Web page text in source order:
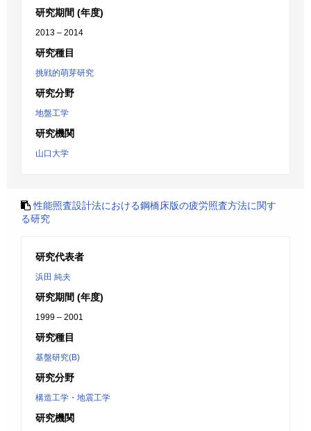
研究期間 (年度)
2013 – 2014
研究種目
挑戦的萌芽研究
研究分野
地盤工学
研究機関
山口大学
性能照査設計法における鋼橋床版の疲労照査方法に関す
る研究
研究代表者
浜田 純夫
研究期間 (年度)
1999 – 2001
研究種目
基盤研究(B)
研究分野
構造工学・地震工学
研究機関